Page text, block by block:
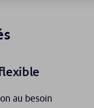
au besoin